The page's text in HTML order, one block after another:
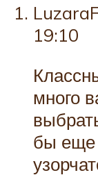
19:10
много
бы еще